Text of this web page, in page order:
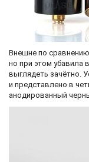
Внешне по
но при этом убавила
выглядеть зачётно.
и представлено в
анодированный